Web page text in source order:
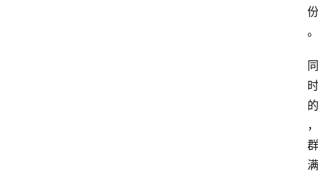
份
。
同
时
的
，
群
满